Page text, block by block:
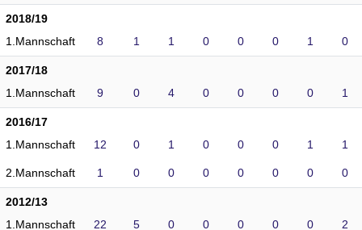
2018/19
1.Mannschaft
8 1 1 0 0 0 1 0
2017/18
1.Mannschaft
9 0 4 0 0 0 0 1
2016/17
1.Mannschaft
12 0 1 0 0 0 1 1
2.Mannschaft 1 0 0 0 0 0 0 0
2012/13
1.Mannschaft
22 5 0 0 0 0 0 2